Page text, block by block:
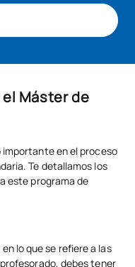
Máster de
importante en el proceso
Te detallamos los
este programa de
lo que se refiere a las
debes tener